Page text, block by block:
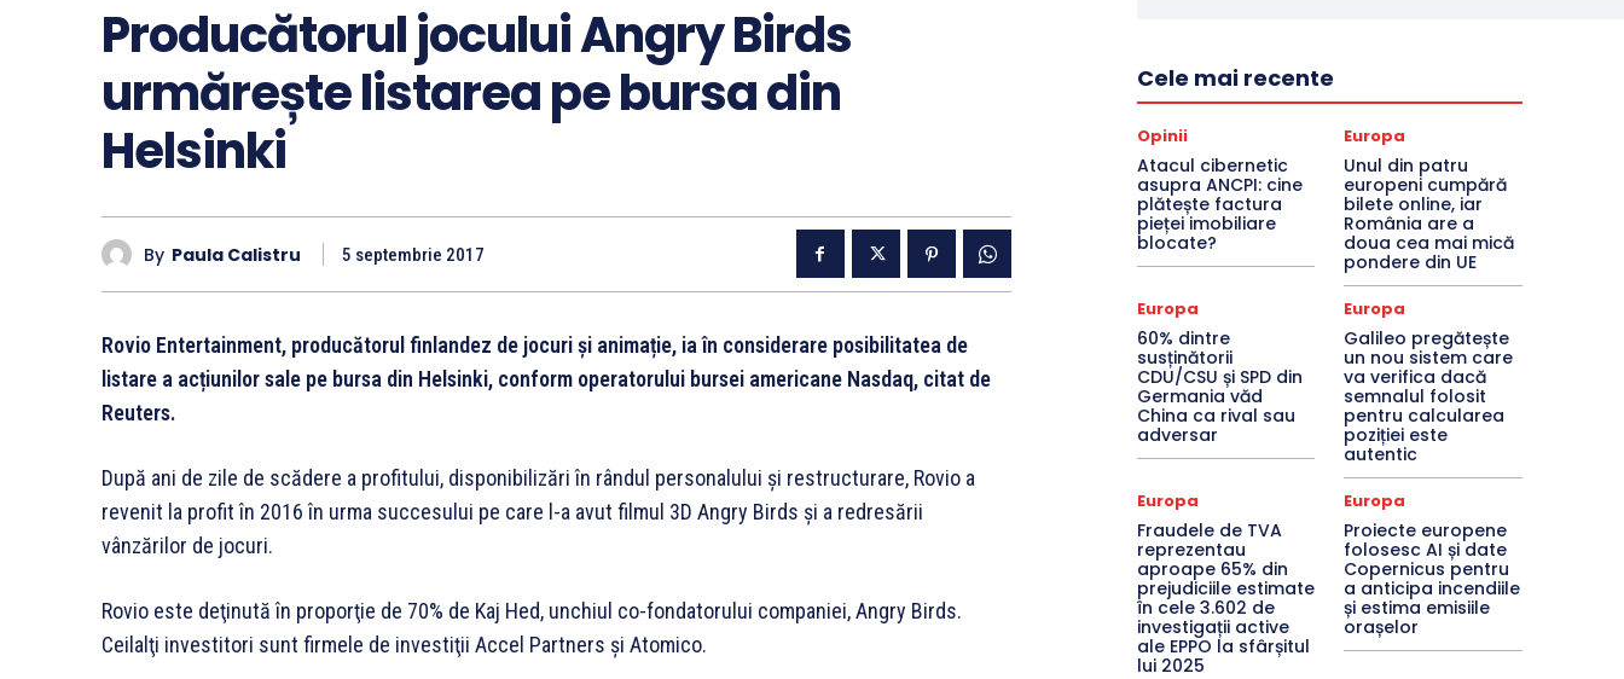
Producătorul jocului Angry Birds
urmărește listarea pe bursa din
Helsinki
By Paula Calistru 5 septembrie 2017
Rovio Entertainment, producătorul finlandez de jocuri și animație, ia în considerare posibilitatea de
listare a acțiunilor sale pe bursa din Helsinki, conform operatorului bursei americane Nasdaq, citat de
Reuters.
După ani de zile de scădere a profitului, disponibilizări în rândul personalului şi restructurare, Rovio a
revenit la profit în 2016 în urma succesului pe care l-a avut filmul 3D Angry Birds şi a redresării
vânzărilor de jocuri.
Rovio este deţinută în proporţie de 70% de Kaj Hed, unchiul co-fondatorului companiei, Angry Birds.
Ceilalţi investitori sunt firmele de investiţii Accel Partners şi Atomico.
Cele mai recente
Opinii
Atacul cibernetic
asupra ANCPI: cine
plătește factura
pieței imobiliare
blocate?
Europa
Unul din patru
europeni cumpără
bilete online, iar
România are a
doua cea mai mică
pondere din UE
Europa
60% dintre
susținătorii
CDU/CSU și SPD din
Germania văd
China ca rival sau
adversar
Europa
Galileo pregătește
un nou sistem care
va verifica dacă
semnalul folosit
pentru calcularea
poziției este
autentic
Europa
Fraudele de TVA
reprezentau
aproape 65% din
prejudiciile estimate
în cele 3.602 de
investigații active
ale EPPO la sfârșitul
lui 2025
Europa
Proiecte europene
folosesc AI și date
Copernicus pentru
a anticipa incendiile
și estima emisiile
orașelor